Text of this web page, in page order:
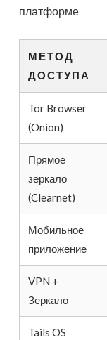
платформе.
МЕТОД
ДОСТУПА
Tor Browser
(Onion)
Прямое
зеркало
(Clearnet)
Мобильное
приложение
VPN +
Зеркало
Tails OS